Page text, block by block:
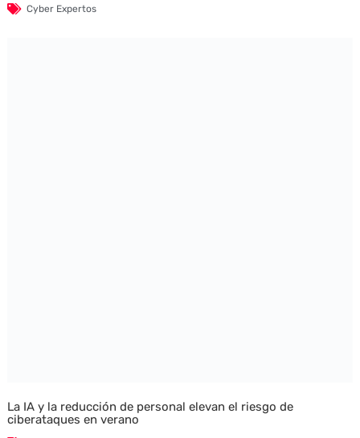
Cyber Expertos
La IA y la reducción de personal elevan el riesgo de
ciberataques en verano